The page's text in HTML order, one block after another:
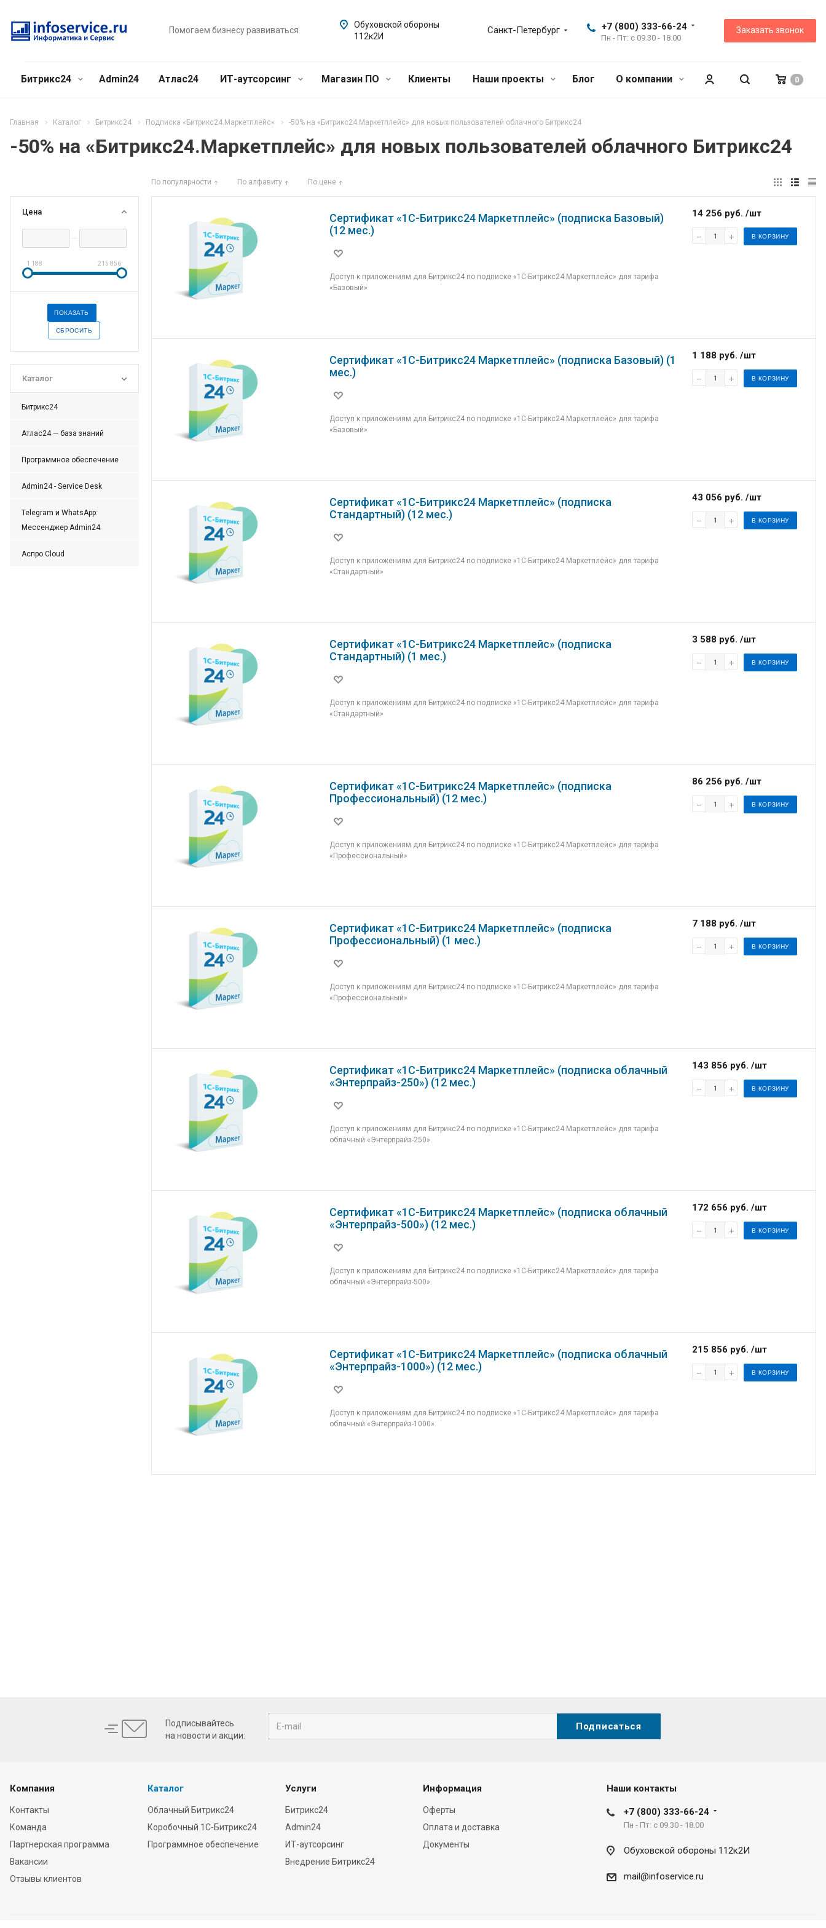
Помогаем бизнесу развиваться Санкт-Петербург +7 (800) 333-66-24
Пн - Пт: с 09.30 - 18.00
Заказать звонок
Обуховской обороны
112к2И
0
Битрикс24 Admin24 Атлас24 ИТ-аутсорсинг Магазин ПО Клиенты Наши проекты Блог О компании
Главная Каталог Битрикс24 Подписка «Битрикс24.Маркетплейс» -50% на «Битрикс24.Маркетплейс» для новых пользователей облачного Битрикс24
-50% на «Битрикс24.Маркетплейс» для новых пользователей облачного Битрикс24
Цена
1 188 215 856
Каталог
Битрикс24
Атлас24 — база знаний
Программное обеспечение
Admin24 - Service Desk
Telegram и WhatsApp:
Мессенджер Admin24
Аспро.Cloud
По популярности По алфавиту По цене
Сертификат «1С-Битрикс24 Маркетплейс» (подписка Базовый)
(12 мес.)
Доступ к приложениям для Битрикс24 по подписке «1С-Битрикс24.Маркетплейс» для тарифа
«Базовый»
14 256 руб. /шт
В КОРЗИНУ
Сертификат «1С-Битрикс24 Маркетплейс» (подписка Базовый) (1
мес.)
Доступ к приложениям для Битрикс24 по подписке «1С-Битрикс24.Маркетплейс» для тарифа
«Базовый»
1 188 руб. /шт
В КОРЗИНУ
Сертификат «1С-Битрикс24 Маркетплейс» (подписка
Стандартный) (12 мес.)
Доступ к приложениям для Битрикс24 по подписке «1С-Битрикс24.Маркетплейс» для тарифа
«Стандартный»
43 056 руб. /шт
В КОРЗИНУ
Сертификат «1С-Битрикс24 Маркетплейс» (подписка
Стандартный) (1 мес.)
Доступ к приложениям для Битрикс24 по подписке «1С-Битрикс24.Маркетплейс» для тарифа
«Стандартный»
3 588 руб. /шт
В КОРЗИНУ
Сертификат «1С-Битрикс24 Маркетплейс» (подписка
Профессиональный) (12 мес.)
Доступ к приложениям для Битрикс24 по подписке «1С-Битрикс24.Маркетплейс» для тарифа
«Профессиональный»
86 256 руб. /шт
В КОРЗИНУ
Сертификат «1С-Битрикс24 Маркетплейс» (подписка
Профессиональный) (1 мес.)
Доступ к приложениям для Битрикс24 по подписке «1С-Битрикс24.Маркетплейс» для тарифа
«Профессиональный»
7 188 руб. /шт
В КОРЗИНУ
Сертификат «1С-Битрикс24 Маркетплейс» (подписка облачный
«Энтерпрайз-250») (12 мес.)
Доступ к приложениям для Битрикс24 по подписке «1С-Битрикс24.Маркетплейс» для тарифа
облачный «Энтерпрайз-250».
143 856 руб. /шт
В КОРЗИНУ
Сертификат «1С-Битрикс24 Маркетплейс» (подписка облачный
«Энтерпрайз-500») (12 мес.)
Доступ к приложениям для Битрикс24 по подписке «1С-Битрикс24.Маркетплейс» для тарифа
облачный «Энтерпрайз-500».
172 656 руб. /шт
В КОРЗИНУ
Сертификат «1С-Битрикс24 Маркетплейс» (подписка облачный
«Энтерпрайз-1000») (12 мес.)
Доступ к приложениям для Битрикс24 по подписке «1С-Битрикс24.Маркетплейс» для тарифа
облачный «Энтерпрайз-1000».
215 856 руб. /шт
В КОРЗИНУ
Подписывайтесь
на новости и акции:
Компания
Контакты
Команда
Партнерская программа
Вакансии
Отзывы клиентов
Каталог
Облачный Битрикс24
Коробочный 1С-Битрикс24
Программное обеспечение
Услуги
Битрикс24
Admin24
ИТ-аутсорсинг
Внедрение Битрикс24
Информация
Оферты
Оплата и доставка
Документы
Наши контакты
+7 (800) 333-66-24
Пн - Пт: с 09.30 - 18.00
Обуховской обороны 112к2И
mail@infoservice.ru